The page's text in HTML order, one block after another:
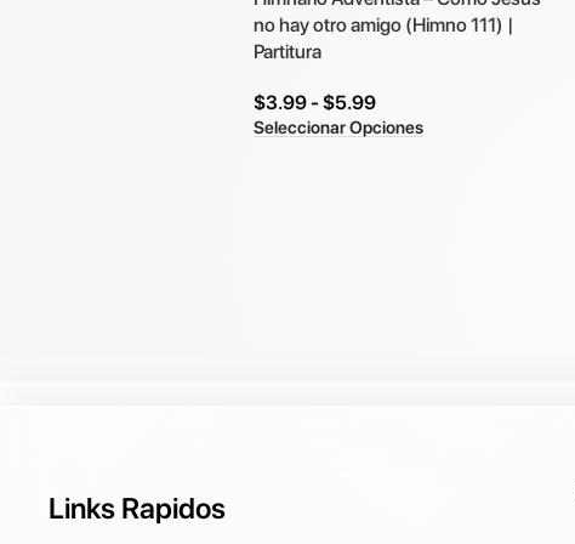
no hay otro amigo (Himno 111) |
Partitura
$3.99 - $5.99
Seleccionar Opciones
Links Rapidos